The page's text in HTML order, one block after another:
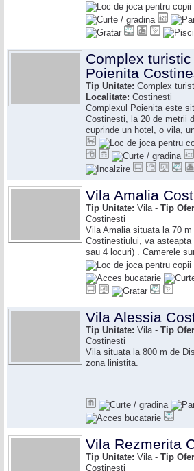
Complex
Poienita
Tip Unitate: Complex
Localitate: Costinesti
Complexul Poienita este
Costinesti, la 20 de metrii
cuprinde un hotel, o vila,
Vila Amalia
Tip Unitate: Vila - Tip
Costinesti
Vila Amalia situata la 70 m
Costinestiului, va
sau 4 locuri) . Camerele
Vila Alessia
Tip Unitate: Vila - Tip
Costinesti
Vila situata la 800 m de
zona linistita.
Vila Rezmerita
Tip Unitate: Vila - Tip
Costinesti